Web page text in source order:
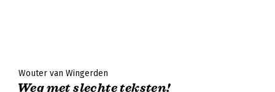
Wouter van Wingerden
Weg met slechte teksten!